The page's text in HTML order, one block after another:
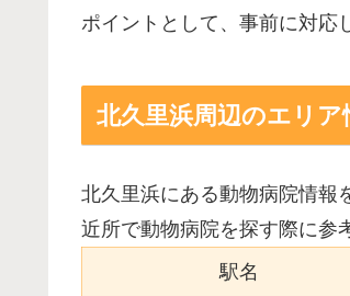
ポイントとして、事前に対応
北久里浜周辺のエリア
北久里浜にある動物病院情報
近所で動物病院を探す際に参
駅名